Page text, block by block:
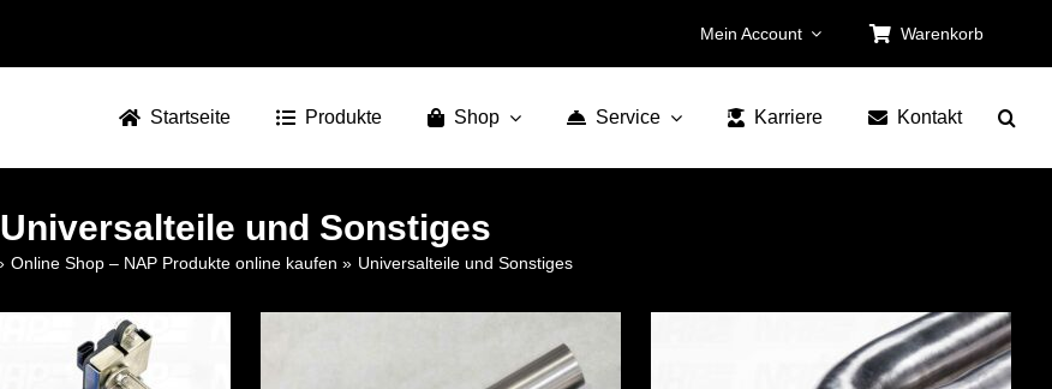
Mein Account Warenkorb
Startseite Produkte Shop Service Karriere Kontakt
Universalteile und Sonstiges
Online Shop – NAP Produkte online kaufen Universalteile und Sonstiges